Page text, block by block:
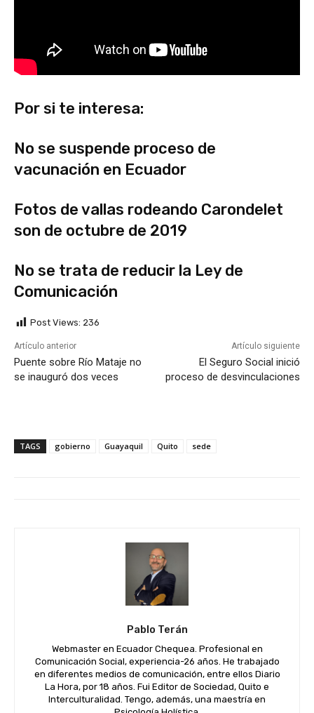
Por si te interesa:
No se suspende proceso de
vacunación en Ecuador
Fotos de vallas rodeando Carondelet
son de octubre de 2019
No se trata de reducir la Ley de
Comunicación
Post Views: 236
Artículo anterior
Puente sobre Río Mataje no
se inauguró dos veces
Artículo siguiente
El Seguro Social inició
proceso de desvinculaciones
TAGS gobierno Guayaquil Quito sede
Pablo Terán
Webmaster en Ecuador Chequea. Profesional en
Comunicación Social, experiencia-26 años. He trabajado
en diferentes medios de comunicación, entre ellos Diario
La Hora, por 18 años. Fui Editor de Sociedad, Quito e
Interculturalidad. Tengo, además, una maestría en